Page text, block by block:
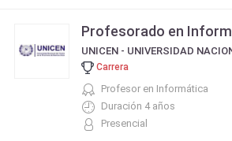
Profesorado en
Carrera
Profesor en Informática
Duración 4 años
Presencial